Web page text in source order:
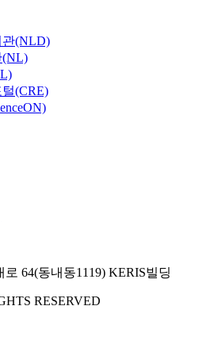
관(NLD)
(NL)
(CRE)
64(동내동1119) KERIS빌딩
RESERVED